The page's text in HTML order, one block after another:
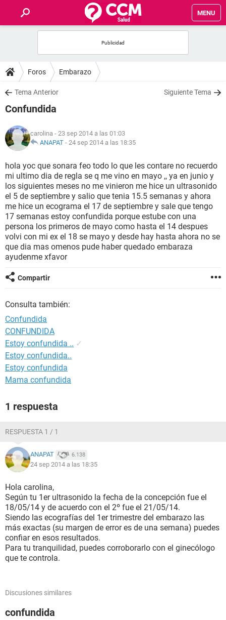
MENU
FOROS
SALUD
NUTRICIÓN
BIENESTAR
SEXUALIDAD
GLOSARIO
Foros Embarazo
Tema Anterior Siguiente Tema
Confundida
carolina - 23 sep 2014 a las 01:03
ANAPAT - 24 sep 2014 a las 18:35
hola yoc que sonara feo todo lo que les contare no recuerdo
mi ultimo dia de regla se q me vino en mayo ,, ya en junio y
los siguientes meses no me vinieron me hice un ultrasonido
el 5 de septiembre y salio que tenia 15.5 semanas y ahora
me hice un ecograma el 17 de septiembre y sale que tengo
17 semanas estoy confundida porque estube con una
persona los primeros de mayo como hasta el 14 despues
volvi con mi ex el 18 se mayo y desde hay hasta ahora no se
que dia mas omenos pude haber quedado embaraza
ayudenme xfavor
Compartir
Consulta también:
Confundida
CONFUNDIDA
Estoy confundida .. ✓
Estoy confundida..
Estoy confundida
Mama confundida
1 respuesta
RESPUESTA 1 / 1
ANAPAT 6.138
24 sep 2014 a las 18:35
Hola carolina,
Según tu 1er ultrasonido la fecha de la concepción fue el
18/05/14 y de acuerdo con el 2º fue el 21/05/14.
Siendo las ecografías del 1er trimestre del embarazo las
más exactas (su margen de error es de una semana) puedes
confiar en esos resultados.
Para tu tranquilidad, puedes corroborarlo con el ginecólogo
que te controla.
Discusiones similares
confundida